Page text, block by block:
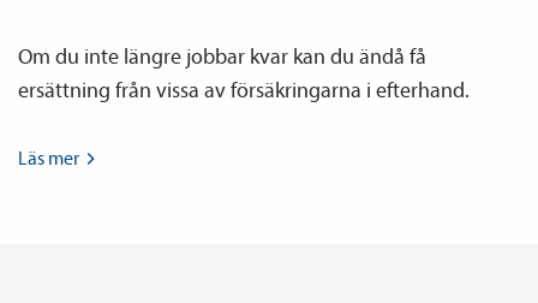
Om du inte längre jobbar kvar kan du ändå få
ersättning från vissa av försäkringarna i efterhand.
Läs mer